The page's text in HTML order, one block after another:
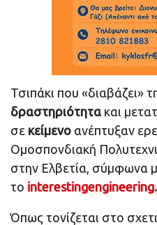
Τσιπάκι που «διαβάζει»
δραστηριότητα και
σε κείμενο ανέπτυξαν
Ομοσπονδιακή
στην Ελβετία, σύμφωνα
το
Όπως τονίζεται στο